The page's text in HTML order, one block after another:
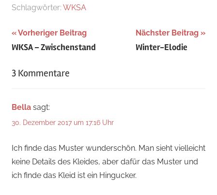
Schlagwörter: WKSA
Beitragsnavigation
Vorheriger Beitrag
WKSA – Zwischenstand
Nächster Beitrag
Winter-Elodie
3 Kommentare
Bella sagt:
30. Dezember 2017 um 17:16 Uhr
Ich finde das Muster wunderschön. Man sieht vielleicht
keine Details des Kleides, aber dafür das Muster und
ich finde das Kleid ist ein Hingucker.